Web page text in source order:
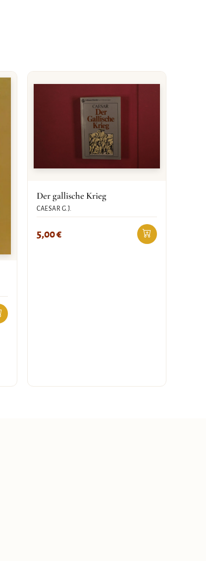
Der gallische Krieg
CAESAR G.J.
5,00€